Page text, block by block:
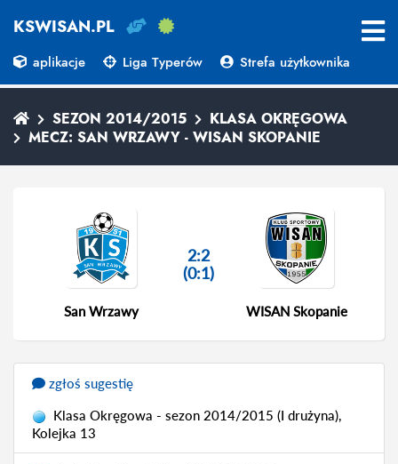
KSWISAN.PL
aplikacje Liga Typerów Strefa użytkownika
SEZON 2014/2015
KLASA OKRĘGOWA
MECZ: SAN WRZAWY - WISAN SKOPANIE
2:2
(0:1)
San Wrzawy WISAN Skopanie
zgłoś sugestię
Klasa Okręgowa - sezon 2014/2015 (I drużyna),
Kolejka 13